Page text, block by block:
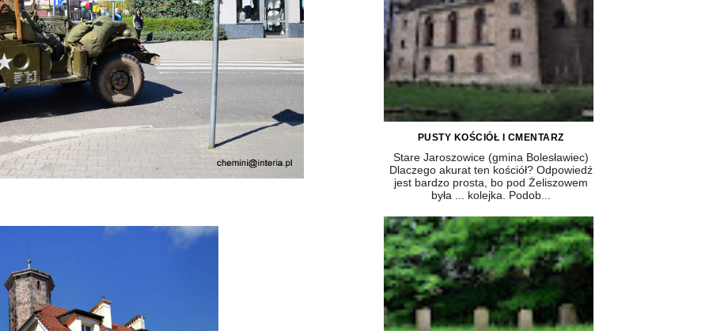
PUSTY KOŚCIÓŁ I CMENTARZ
Stare Jaroszowice (gmina Bolesławiec)
Dlaczego akurat ten kościół? Odpowiedź
jest bardzo prosta, bo pod Żeliszowem
była ... kolejka. Podob...